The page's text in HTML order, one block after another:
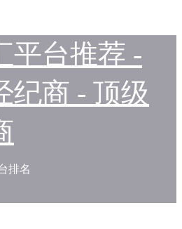
平台推荐 -
纪商 - 顶级
排名